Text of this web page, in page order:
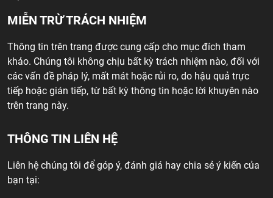
MIỄN TRỪ TRÁCH NHIỆM
Thông tin trên trang được cung cấp cho mục đích tham
khảo. Chúng tôi không chịu bất kỳ trách nhiệm nào, đối với
các vấn đề pháp lý, mất mát hoặc rủi ro, do hậu quả trực
tiếp hoặc gián tiếp, từ bất kỳ thông tin hoặc lời khuyên nào
trên trang này.
THÔNG TIN LIÊN HỆ
Liên hệ chúng tôi để góp ý, đánh giá hay chia sẻ ý kiến của
bạn tại: